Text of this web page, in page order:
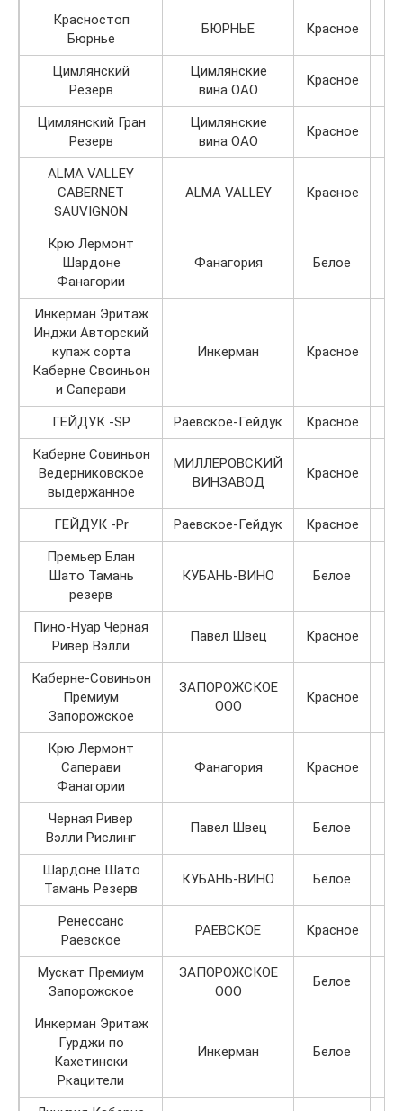
Красностоп
Бюрнье
БЮРНЬЕ Красное
Цимлянский
Резерв
Цимлянские
вина ОАО
Красное
Цимлянский Гран
Резерв
Цимлянские
вина ОАО
Красное
ALMA VALLEY
CABERNET
SAUVIGNON
ALMA VALLEY Красное
Крю Лермонт
Шардоне
Фанагории
Фанагория Белое
Инкерман Эритаж
Инджи Авторский
купаж сорта
Каберне Своиньон
и Саперави
Инкерман Красное
ГЕЙДУК -SP Раевское-Гейдук
Красное
Каберне Совиньон
Ведерниковское
выдержанное
МИЛЛЕРОВСКИЙ
ВИНЗАВОД
Красное
ГЕЙДУК -Pr Раевское-Гейдук
Красное
Премьер Блан
Шато Тамань
резерв
КУБАНЬ-ВИНО Белое
Пино-Нуар Черная
Ривер Вэлли
Павел Швец Красное
Каберне-Совиньон
Премиум
Запорожское
ЗАПОРОЖСКОЕ
ООО
Красное
Крю Лермонт
Саперави
Фанагории
Фанагория Красное
Черная Ривер
Вэлли Рислинг
Павел Швец Белое
Шардоне Шато
Тамань Резерв
КУБАНЬ-ВИНО Белое
Ренессанс
Раевское
РАЕВСКОЕ Красное
Мускат Премиум
Запорожское
ЗАПОРОЖСКОЕ
ООО
Белое
Инкерман Эритаж
Гурджи по
Кахетински
Ркацители
Инкерман Белое